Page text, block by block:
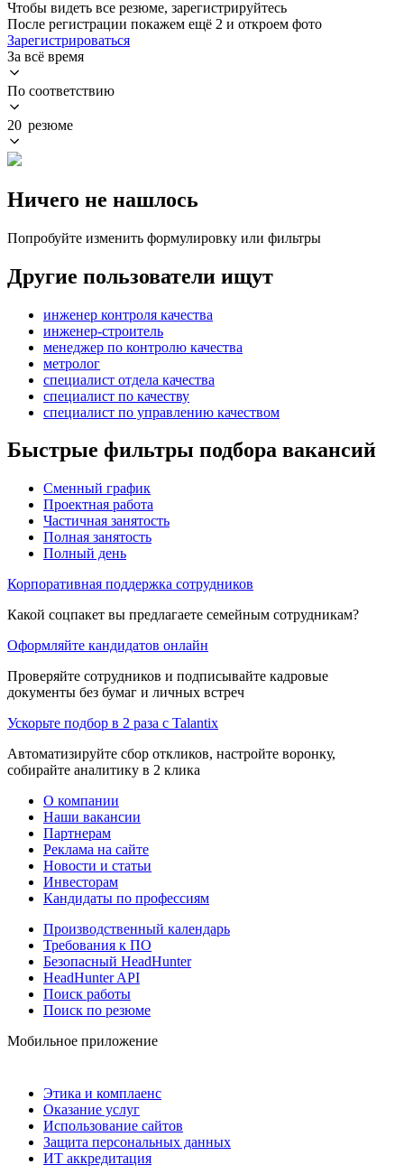
Чтобы видеть все резюме, зарегистрируйтесь
После регистрации покажем ещё 2 и откроем фото
Зарегистрироваться
За всё время
По соответствию
20 резюме
Ничего не нашлось
Попробуйте изменить формулировку или фильтры
Другие пользователи ищут
инженер контроля качества
инженер-строитель
менеджер по контролю качества
метролог
специалист отдела качества
специалист по качеству
специалист по управлению качеством
Быстрые фильтры подбора вакансий
Сменный график
Проектная работа
Частичная занятость
Полная занятость
Полный день
Корпоративная поддержка сотрудников
Какой соцпакет вы предлагаете семейным сотрудникам?
Оформляйте кандидатов онлайн
Проверяйте сотрудников и подписывайте кадровые
документы без бумаг и личных встреч
Ускорьте подбор в 2 раза с Talantix
Автоматизируйте сбор откликов, настройте воронку,
собирайте аналитику в 2 клика
О компании
Наши вакансии
Партнерам
Реклама на сайте
Новости и статьи
Инвесторам
Кандидаты по профессиям
Производственный календарь
Требования к ПО
Безопасный HeadHunter
HeadHunter API
Поиск работы
Поиск по резюме
Мобильное приложение
Этика и комплаенс
Оказание услуг
Использование сайтов
Защита персональных данных
ИТ аккредитация